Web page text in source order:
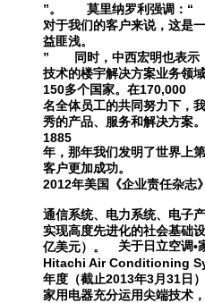
”。 莫里纳罗利强调： “
对于我们的客户来说，这是
益匪浅。
” 同时，中西宏明也表示
技术的楼宇解决方案业务领
150多个国家。在170,000
名全体员工的共同努力下，
秀的产品、服务和解决方案
1885
年，那年我们发明了世界上
客户更加成功。
2012年美国《企业责任杂志
通信系统、电力系统、电子
实现高度先进化的社会基础
亿美元）。
关于日立空调•
Hitachi Air Conditioning
年度（截止2013年3月 31 日
家用电器充分运用尖端技术